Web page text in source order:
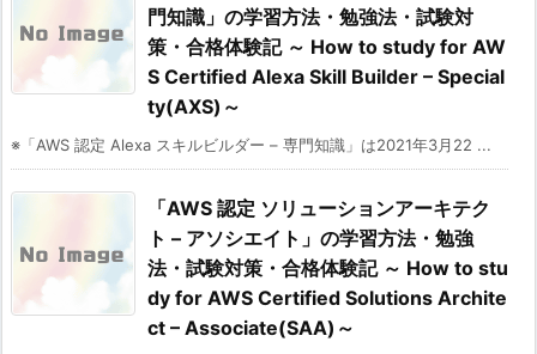
門知識」の学習方法・勉強法・試験対
策・合格体験記 ～ How to study for AW
S Certified Alexa Skill Builder – Special
ty(AXS)～
※「AWS 認定 Alexa スキルビルダー – 専門知識」は2021年3月22 ...
「AWS 認定 ソリューションアーキテク
ト – アソシエイト」の学習方法・勉強
法・試験対策・合格体験記 ～ How to stu
dy for AWS Certified Solutions Archite
ct – Associate(SAA)～